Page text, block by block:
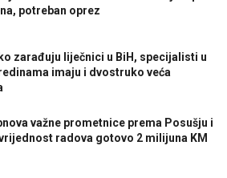
potreban oprez
zarađuju liječnici u BiH, specijalisti u
imaju i dvostruko veća
važne prometnice prema Posušju i
radova gotovo 2 milijuna KM